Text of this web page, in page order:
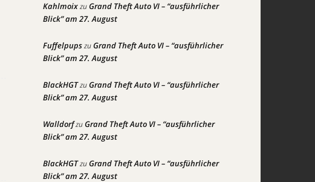
KahlmoixzuGrand Theft Auto VI – “ausführlicher
Blick” am 27. August
FuffelpupszuGrand Theft Auto VI – “ausführlicher
Blick” am 27. August
BlackHGTzuGrand Theft Auto VI – “ausführlicher
Blick” am 27. August
WalldorfzuGrand Theft Auto VI – “ausführlicher
Blick” am 27. August
BlackHGTzuGrand Theft Auto VI – “ausführlicher
Blick” am 27. August